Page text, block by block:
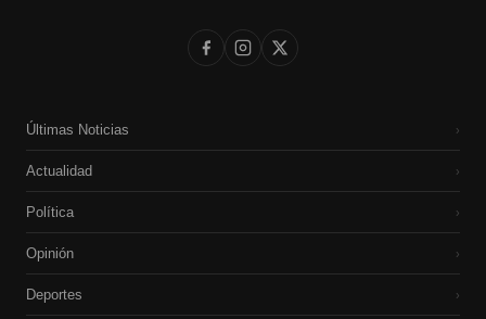
Últimas Noticias ›
Actualidad ›
Política ›
Opinión ›
Deportes ›